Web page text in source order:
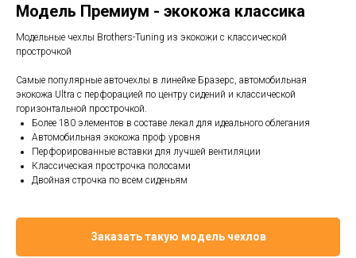
Модель Премиум - экокожа классика
Модельные чехлы Brothers-Tuning из экокожи с классической
прострочкой
Самые популярные авточехлы в линейке Бразерс, автомобильная
экокожа Ultra с перфорацией по центру сидений и классической
горизонтальной прострочкой.
Более 180 элементов в составе лекал для идеального облегания
Автомобильная экокожа проф уровня
Перфорированные вставки для лучшей вентиляции
Классическая прострочка полосами
Двойная строчка по всем сиденьям
Заказать такую модель чехлов